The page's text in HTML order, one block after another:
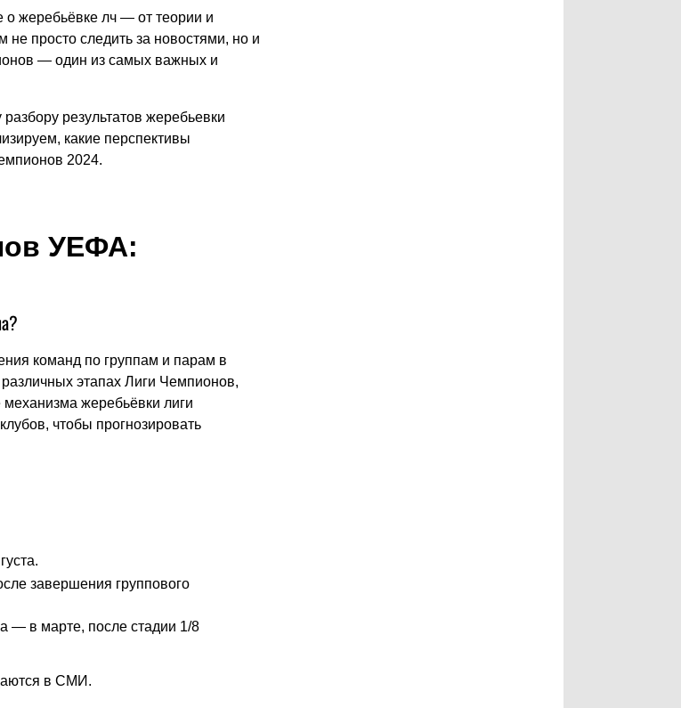
о жеребьёвке лч — от теории и
не просто следить за новостями, но и
— один из самых важных и
результатов жеребьевки
какие перспективы
2024.
УЕФА:
команд по группам и парам в
этапах Лиги Чемпионов,
жеребьёвки лиги
чтобы прогнозировать
завершения группового
— в марте, после стадии 1/8
в СМИ.